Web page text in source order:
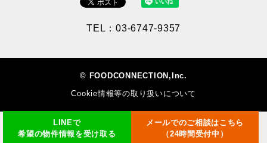
LINEで
希望の物件情報を受け取る
メールでのご相談はこちら
（24時間受付中）
TEL：03-6747-9357
© FOODCONNECTION,Inc.
Cookie情報等の取り扱いについて